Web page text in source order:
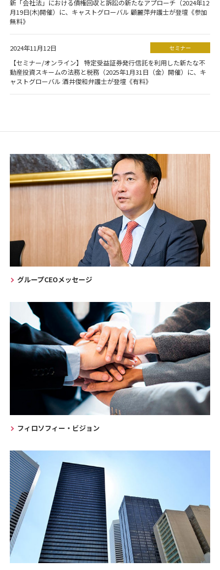
新「会社法」における債権回収と訴訟の新たなアプローチ（2024年12
月19日(木)開催）に、キャストグローバル 顧麗萍弁護士が登壇《参加
無料》
2024年11月12日 セミナー
【セミナー/オンライン】 特定受益証券発行信託を利用した新たな不
動産投資スキームの法務と税務（2025年1月31日（金）開催）に、キ
ャストグローバル 酒井俊和弁護士が登壇《有料》
グループCEOメッセージ
フィロソフィー・ビジョン